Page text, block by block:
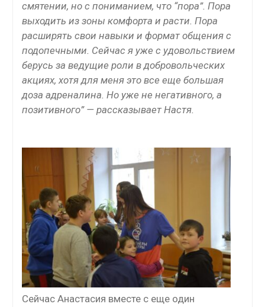
смятении, но с пониманием, что “пора”. Пора
выходить из зоны комфорта и расти. Пора
расширять свои навыки и формат общения с
подопечными. Сейчас я уже с удовольствием
берусь за ведущие роли в добровольческих
акциях, хотя для меня это все еще большая
доза адреналина. Но уже не негативного, а
позитивного” — рассказывает Настя.
Сейчас Анастасия вместе с еще один